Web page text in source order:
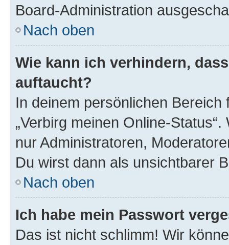
Board-Administration
Nach oben
Wie kann ich verhindern,
auftaucht?
In deinem persönlichen
„Verbirg meinen Online-
nur Administratoren,
Du wirst dann als unsichtbarer
Nach oben
Ich habe mein Passwort
Das ist nicht schlimm! Wir